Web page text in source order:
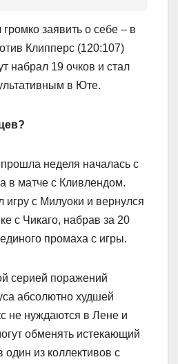
заявить о себе – в
Клипперс (120:107)
набрал 19 очков и стал
в Юте.
прошла неделя началась с
в матче с Кливлендом.
игру с Милуоки и вернулся
с Чикаго, набрав за 20
промаха с игры.
серией поражений
абсолютно худшей
не нуждаются в Лене и
обменять истекающий
один из коллективов с